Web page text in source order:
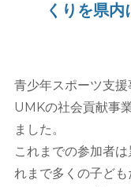
くりを県内
青少年スポーツ支
UMKの社会貢献事
ました。
これまでの参加者
れまで多くの子ど